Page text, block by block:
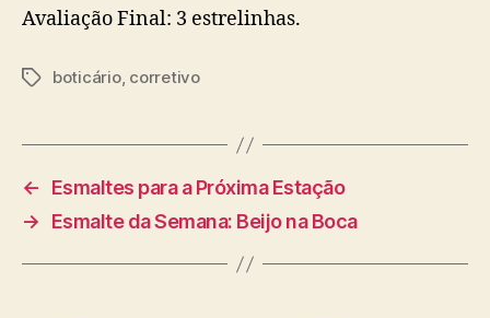
Avaliação Final: 3 estrelinhas.
Tagsboticário, corretivo
←
Esmaltes para a Próxima Estação
→
Esmalte da Semana: Beijo na Boca